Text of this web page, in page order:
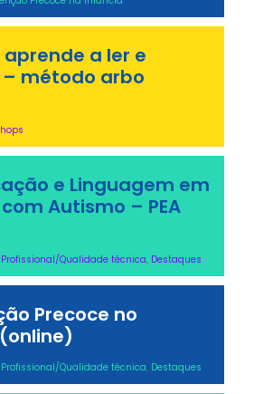
a ler e
método arbo
e Linguagem em
Autismo – PEA
Qualidade técnica, Destaques
Precoce no
Qualidade técnica, Destaques